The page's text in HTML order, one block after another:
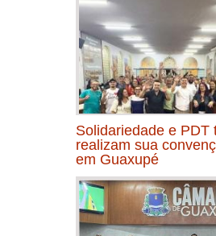
Solidariedade e PDT
realizam sua
em Guaxupé